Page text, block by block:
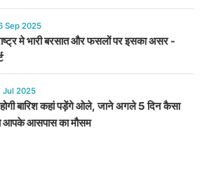
Sep 2025
मे भारी बरसात और फसलों पर इसका असर -
Jul 2025
बारिश कहां पड़ेंगे ओले, जाने अगले 5 दिन कैसा
आपके आसपास का मौसम